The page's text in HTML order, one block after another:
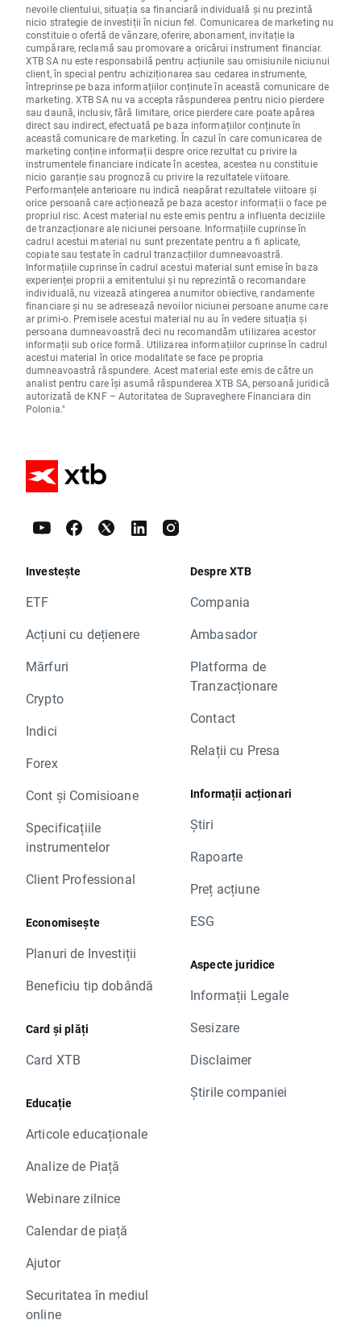
nevoile clientului, situația sa financiară individuală și nu prezintă
nicio strategie de investiții în niciun fel. Comunicarea de marketing nu
constituie o ofertă de vânzare, oferire, abonament, invitație la
cumpărare, reclamă sau promovare a oricărui instrument financiar.
XTB SA nu este responsabilă pentru acțiunile sau omisiunile niciunui
client, în special pentru achiziționarea sau cedarea instrumente,
întreprinse pe baza informațiilor conținute în această comunicare de
marketing. XTB SA nu va accepta răspunderea pentru nicio pierdere
sau daună, inclusiv, fără limitare, orice pierdere care poate apărea
direct sau indirect, efectuată pe baza informațiilor conținute în
această comunicare de marketing. În cazul în care comunicarea de
marketing conține informații despre orice rezultat cu privire la
instrumentele financiare indicate în acestea, acestea nu constituie
nicio garanție sau prognoză cu privire la rezultatele viitoare.
Performanțele anterioare nu indică neapărat rezultatele viitoare și
orice persoană care acționează pe baza acestor informații o face pe
propriul risc. Acest material nu este emis pentru a influenta deciziile
de tranzacționare ale niciunei persoane. Informațiile cuprinse în
cadrul acestui material nu sunt prezentate pentru a fi aplicate,
copiate sau testate în cadrul tranzacțiilor dumneavoastră.
Informațiile cuprinse în cadrul acestui material sunt emise în baza
experienței proprii a emitentului și nu reprezintă o recomandare
individuală, nu vizează atingerea anumitor obiective, randamente
financiare și nu se adresează nevoilor niciunei persoane anume care
ar primi-o. Premisele acestui material nu au în vedere situația și
persoana dumneavoastră deci nu recomandăm utilizarea acestor
informații sub orice formă. Utilizarea informațiilor cuprinse în cadrul
acestui material în orice modalitate se face pe propria
dumneavoastră răspundere. Acest material este emis de către un
analist pentru care își asumă răspunderea XTB SA, persoană juridică
autorizată de KNF – Autoritatea de Supraveghere Financiara din
Polonia."
Investește
ETF
Acțiuni cu dețienere
Mărfuri
Crypto
Indici
Forex
Cont și Comisioane
Specificațiile
instrumentelor
Client Professional
Economisește
Planuri de Investiții
Beneficiu tip dobândă
Card și plăți
Card XTB
Educație
Articole educaționale
Analize de Piață
Webinare zilnice
Calendar de piață
Ajutor
Securitatea în mediul
online
Despre XTB
Compania
Ambasador
Platforma de
Tranzacționare
Contact
Relații cu Presa
Informații acționari
Știri
Rapoarte
Preț acțiune
ESG
Aspecte juridice
Informații Legale
Sesizare
Disclaimer
Știrile companiei